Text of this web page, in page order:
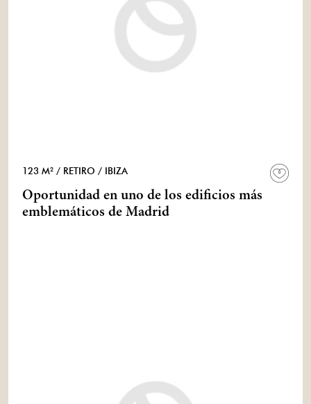
123 M² / RETIRO / IBIZA
Oportunidad en uno de los edificios más
emblemáticos de Madrid